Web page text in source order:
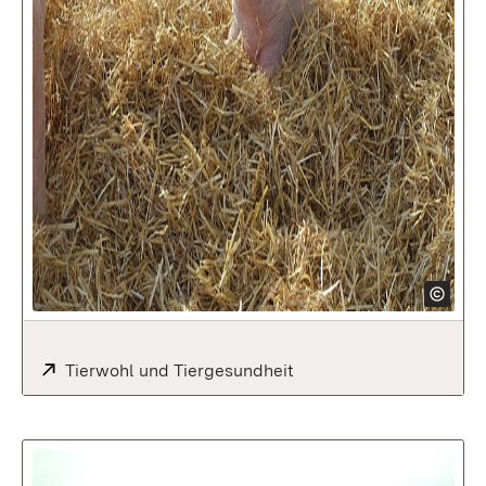
Extern:
Tierwohl und Tiergesundheit